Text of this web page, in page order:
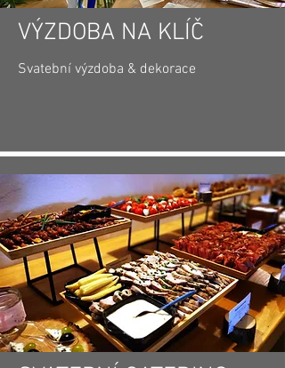
VÝZDOBA NA KLÍČ
Svatební výzdoba & dekorace